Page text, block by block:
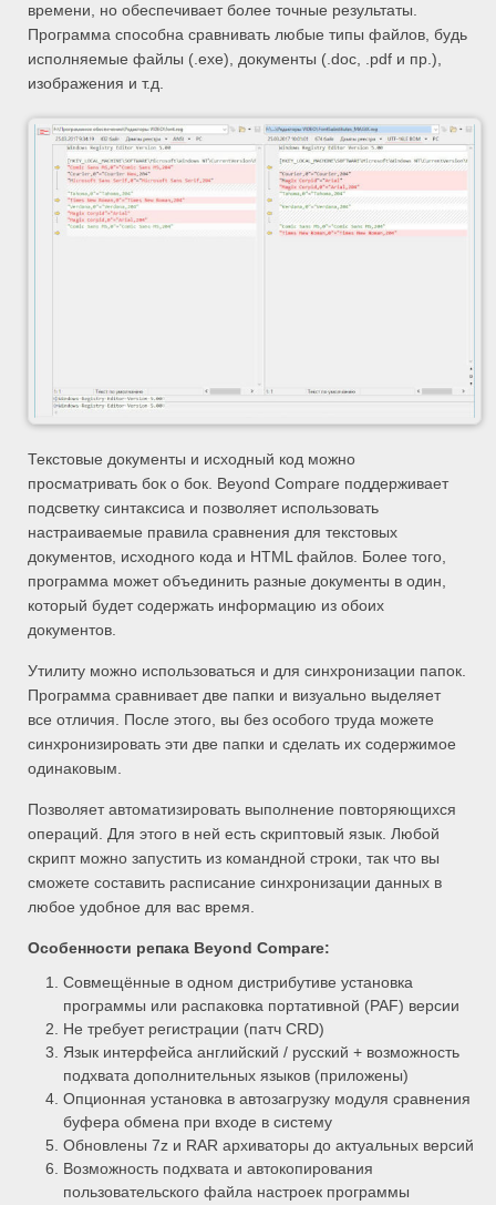
времени, но обеспечивает более точные результаты.
Программа способна сравнивать любые типы файлов, будь
исполняемые файлы (.exe), документы (.doc, .pdf и пр.),
изображения и т.д.
Текстовые документы и исходный код можно
просматривать бок о бок. Beyond Compare поддерживает
подсветку синтаксиса и позволяет использовать
настраиваемые правила сравнения для текстовых
документов, исходного кода и HTML файлов. Более того,
программа может объединить разные документы в один,
который будет содержать информацию из обоих
документов.
Утилиту можно использоваться и для синхронизации папок.
Программа сравнивает две папки и визуально выделяет
все отличия. После этого, вы без особого труда можете
синхронизировать эти две папки и сделать их содержимое
одинаковым.
Позволяет автоматизировать выполнение повторяющихся
операций. Для этого в ней есть скриптовый язык. Любой
скрипт можно запустить из командной строки, так что вы
сможете составить расписание синхронизации данных в
любое удобное для вас время.
Особенности репака Beyond Compare:
Совмещённые в одном дистрибутиве установка
программы или распаковка портативной (PAF) версии
Не требует регистрации (патч CRD)
Язык интерфейса английский / русский + возможность
подхвата дополнительных языков (приложены)
Опционная установка в автозагрузку модуля сравнения
буфера обмена при входе в систему
Обновлены 7z и RAR архиваторы до актуальных версий
Возможность подхвата и автокопирования
пользовательского файла настроек программы